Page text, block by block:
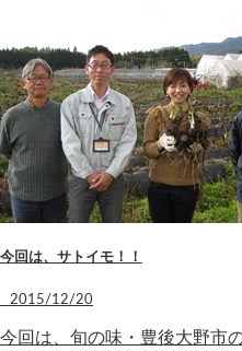
今回は、サトイモ！！
2015/12/20
今回は、旬の味・豊後大野市